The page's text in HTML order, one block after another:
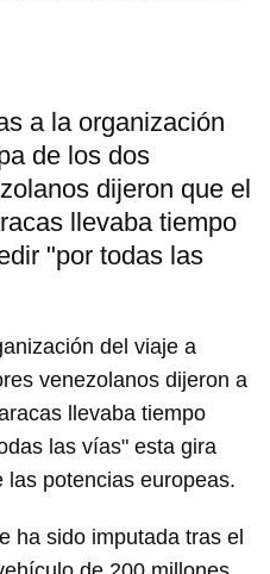
a la organización
de los dos
dijeron que el
llevaba tiempo
"por todas las
del viaje a
venezolanos dijeron a
llevaba tiempo
las vías" esta gira
las potencias europeas.
ha sido imputada tras el